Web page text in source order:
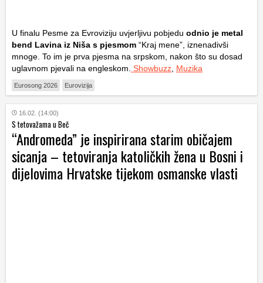
U finalu Pesme za Evroviziju uvjerljivu pobjedu odnio je metal
bend Lavina iz Niša s pjesmom “Kraj mene”, iznenadivši
mnoge. To im je prva pjesma na srpskom, nakon što su dosad
uglavnom pjevali na engleskom. Showbuzz, Muzika
Eurosong 2026 Eurovizija
16.02. (14:00)
S tetovažama u Beč
“Andromeda” je inspirirana starim običajem
sicanja – tetoviranja katoličkih žena u Bosni i
dijelovima Hrvatske tijekom osmanske vlasti